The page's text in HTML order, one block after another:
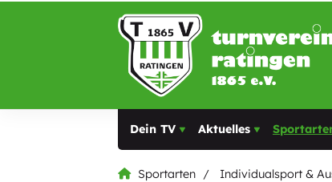
Dein TV Aktuelles
Sportarten Individualsport &